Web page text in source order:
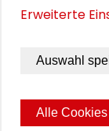
Albrecht
Erweiterte
Auswahl
Alle